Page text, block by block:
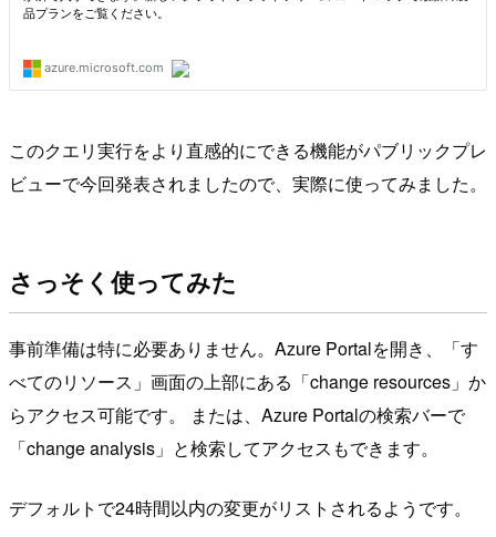
このクエリ実行をより直感的にできる機能がパブリックプレ
ビューで今回発表されましたので、実際に使ってみました。
さっそく使ってみた
事前準備は特に必要ありません。Azure Portalを開き、「す
べてのリソース」画面の上部にある「change resources」か
らアクセス可能です。 または、Azure Portalの検索バーで
「change analysis」と検索してアクセスもできます。
デフォルトで24時間以内の変更がリストされるようです。